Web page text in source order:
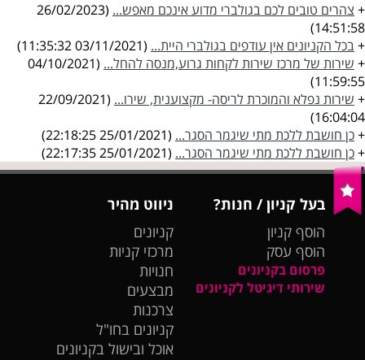
+ צהרים טובים לכם בגולברי מדוע אינכם מאפש... (26/02/2023
14:51:58)
+בכל הקניונים אין עודפים בגולברי היית... (03/11/2021 11:35:32)
+ שירות של מרכז שירות לקחות גרוע,מנסה להחל... (04/10/2021
11:59:55)
+ שירות נפלא והמוכרת לריסה- מקצוענית, שירו... (22/09/2021
16:04:04)
+כן חושבת ללכת מתי שיגמר הסגר... (25/01/2021 22:18:25)
+כן חושבת ללכת מתי שיגמר הסגר... (25/01/2021 22:17:35)
בעל קניון / חנות?
הוסף קניון
הוסף עסק
פרסום בקניונים
שירותי דיגיטל לקניונים
ניווט מהיר
קניונים
מרכזי קניות
חנויות
מבצעים
צרכנות
קניונים בחו"ל
אוכל ובישול בקניונים